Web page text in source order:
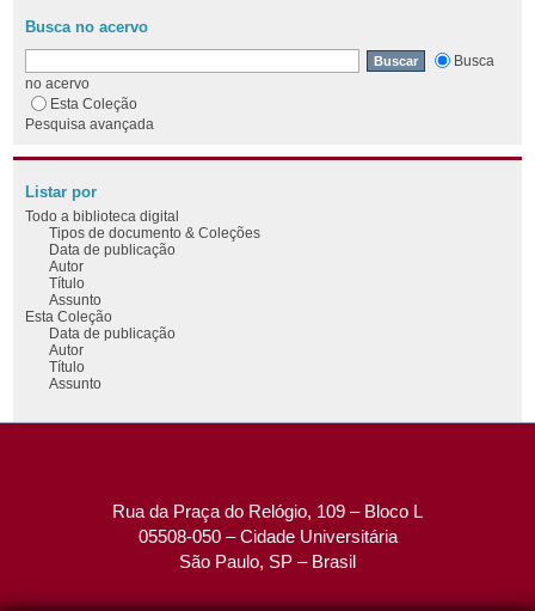
Busca no acervo
Busca
no acervo
Esta Coleção
Pesquisa avançada
Listar por
Todo a biblioteca digital
Tipos de documento & Coleções
Data de publicação
Autor
Título
Assunto
Esta Coleção
Data de publicação
Autor
Título
Assunto
Rua da Praça do Relógio, 109 – Bloco L
05508-050 – Cidade Universitária
São Paulo, SP – Brasil